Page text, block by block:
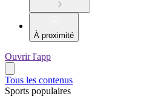
À proximité
Ouvrir l'app
Tous les contenus
Sports populaires